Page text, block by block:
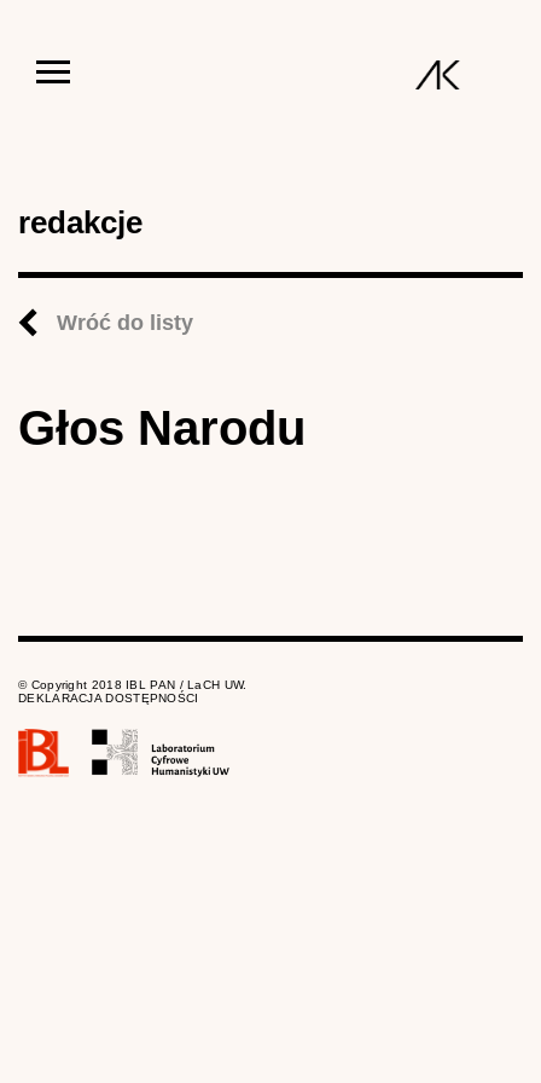
redakcje
Wróć do listy
Głos Narodu
© Copyright 2018 IBL PAN / LaCH UW.
DEKLARACJA DOSTĘPNOŚCI